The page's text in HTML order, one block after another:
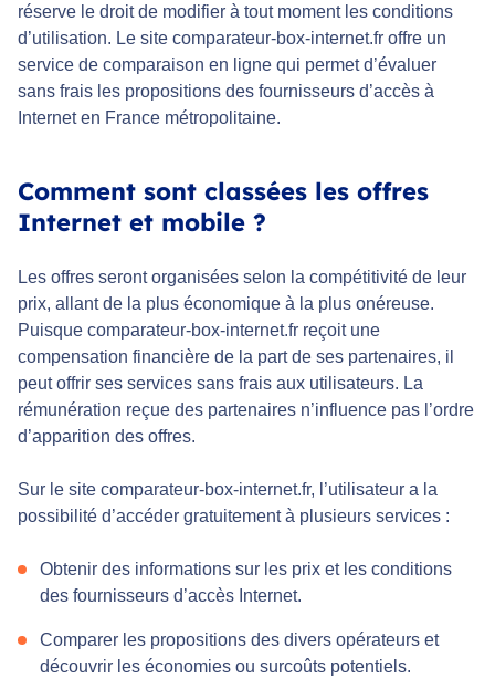
réserve le droit de modifier à tout moment les conditions
d’utilisation. Le site comparateur-box-internet.fr offre un
service de comparaison en ligne qui permet d’évaluer
sans frais les propositions des fournisseurs d’accès à
Internet en France métropolitaine.
Comment sont classées les offres
Internet et mobile ?
Les offres seront organisées selon la compétitivité de leur
prix, allant de la plus économique à la plus onéreuse.
Puisque comparateur-box-internet.fr reçoit une
compensation financière de la part de ses partenaires, il
peut offrir ses services sans frais aux utilisateurs. La
rémunération reçue des partenaires n’influence pas l’ordre
d’apparition des offres.
Sur le site comparateur-box-internet.fr, l’utilisateur a la
possibilité d’accéder gratuitement à plusieurs services :
Obtenir des informations sur les prix et les conditions
des fournisseurs d’accès Internet.
Comparer les propositions des divers opérateurs et
découvrir les économies ou surcoûts potentiels.